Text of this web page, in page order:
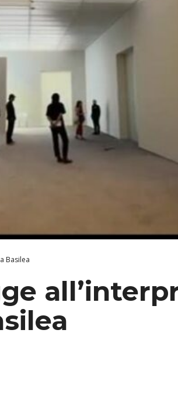
Basilea